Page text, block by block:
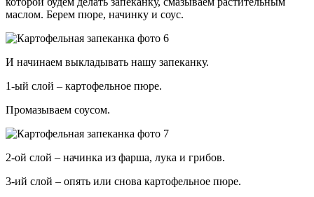
маслом. Берем пюре, начинку и соус.
И начинаем выкладывать нашу запеканку.
1-ый слой – картофельное пюре.
Промазываем соусом.
2-ой слой – начинка из фарша, лука и грибов.
3-ий слой – опять или снова картофельное пюре.